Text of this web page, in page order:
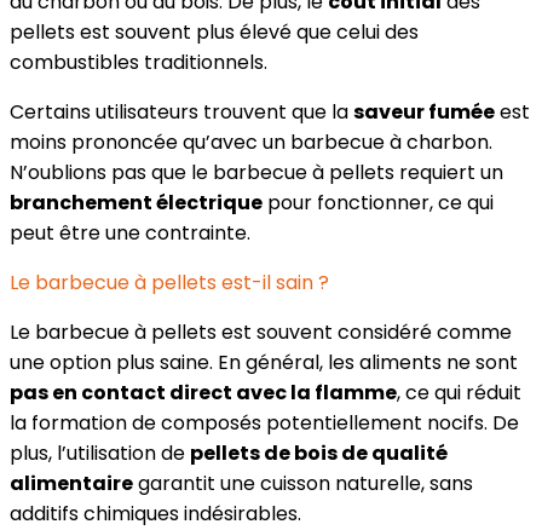
pellets est souvent plus élevé que celui des
combustibles traditionnels.
Certains utilisateurs trouvent que lasaveur fuméeest
moins prononcée qu’avec un barbecue à charbon.
N’oublions pas que le barbecue à pellets requiert un
branchement électrique pour fonctionner, ce qui
peut être une contrainte.
Le barbecue à pellets est-il sain ?
Le barbecue à pellets est souvent considéré comme
une option plus saine. En général, les aliments ne sont
pas en contact direct avec la flamme, ce qui réduit
la formation de composés potentiellement nocifs. De
plus, l’utilisation de pellets de bois de qualité
alimentairegarantit une cuisson naturelle, sans
additifs chimiques indésirables.